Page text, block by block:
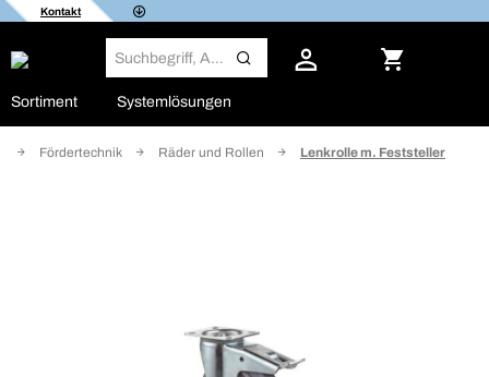
Kontakt
Sortiment Systemlösungen
Fördertechnik Räder und Rollen Lenkrolle m. Feststeller